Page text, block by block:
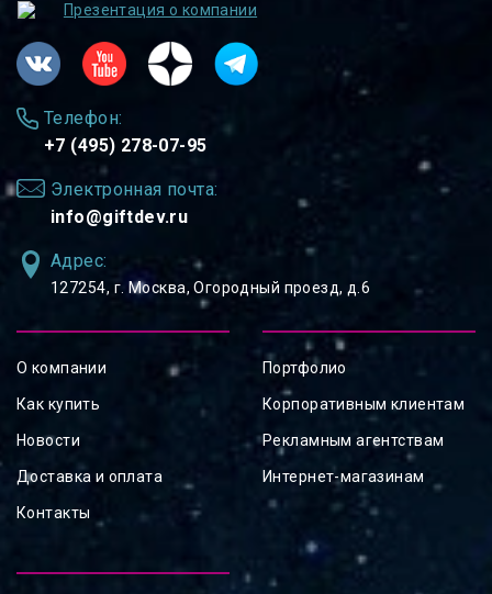
Презентация о компании
Телефон:
+7 (495) 278-07-95
Электронная почта:
info@giftdev.ru
Адрес:
127254, ⁠г. Москва, Огородный проезд, д.6
О компании
Как купить
Новости
Доставка и оплата
Контакты
Портфолио
Корпоративным клиентам
Рекламным агентствам
Интернет-магазинам